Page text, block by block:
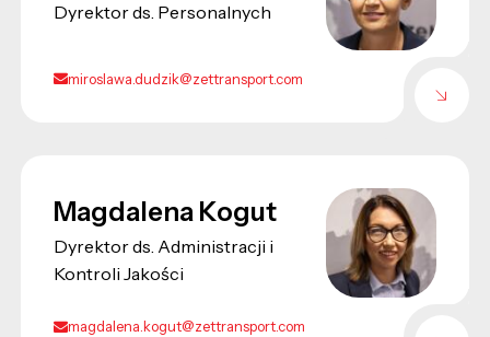
Dyrektor ds. Personalnych
miroslawa.dudzik@zettransport.com
Magdalena Kogut
Dyrektor ds. Administracji i
Kontroli Jakości
magdalena.kogut@zettransport.com